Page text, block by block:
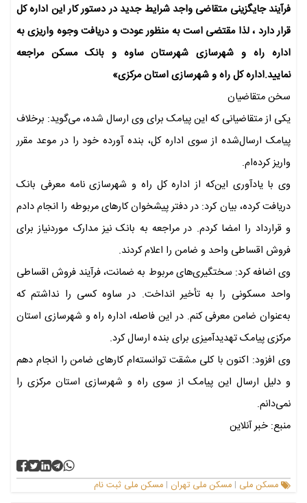
فرآیند جایگزینی متقاضی واجد شرایط جدید در دستور کار این اداره کل
قرار دارد ، لذا مقتضی است به منظور عودت و دریافت وجوه واریزی به
اداره راه و شهرسازی شهرستان ساوه و بانک مسکن مراجعه
نمایید.اداره کل راه و شهرسازی استان مرکزی»
سخن متقاضیان
یکی از متقاضیانی که این پیامک برای وی ارسال شده، می‌گوید: برخلاف
پیامک ارسال‌شده از سوی اداره کل، بنده آورده خود را در موعد مقرر
واریز کرده‌ام.
وی با یادآوری این‌که از اداره کل راه و شهرسازی نامه معرفی بانک
دریافت کرده، بیان کرد: در دفتر پیشخوان کارهای مربوطه را انجام دادم
و قرارداد را امضا کردم. در مراجعه به بانک نیز مدارک موردنیاز برای
فروش اقساطی واحد و ضامن را اعلام کردند.
وی اضافه کرد: سختگیری‌های مربوط به ضمانت، فرآیند فروش اقساطی
واحد مسکونی را به تأخیر انداخت. در ساوه کسی را نداشتم که
به‌عنوان ضامن معرفی کنم. در این فاصله، اداره راه و شهرسازی استان
مرکزی پیامک تهدیدآمیزی برای بنده ارسال کرد.
وی افزود: اکنون با کلی مشقت توانسته‌ام کارهای ضامن را انجام دهم
و دلیل ارسال این پیامک از سوی راه و شهرسازی استان مرکزی را
نمی‌دانم.
منبع: خبر آنلاین
مسکن ملی | مسکن ملی تهران | مسکن ملی ثبت نام